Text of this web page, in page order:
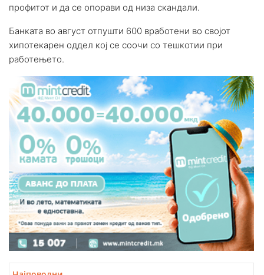
профитот и да се опорави од низа скандали.
Банката во август отпушти 600 вработени во својот
хипотекарен оддел кој се соочи со тешкотии при
работењето.